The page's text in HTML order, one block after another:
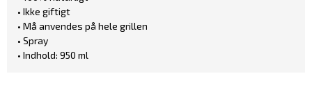
• Ikke giftigt
• Må anvendes på hele grillen
• Spray
• Indhold: 950 ml